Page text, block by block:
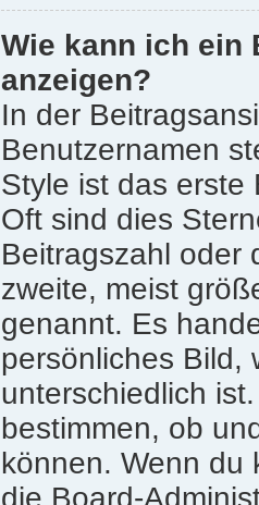
Wie kann ich ein
anzeigen?
In der
Benutzernamen
Style ist das erste
Oft sind dies
Beitragszahl oder
zweite, meist
genannt. Es
persönliches Bild,
unterschiedlich
bestimmen, ob
können. Wenn du
die Board-